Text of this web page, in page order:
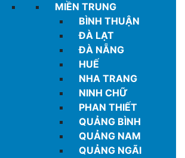
MIỀN TRUNG
BÌNH THUẬN
ĐÀ LẠT
ĐÀ NẴNG
HUẾ
NHA TRANG
NINH CHỮ
PHAN THIẾT
QUẢNG BÌNH
QUẢNG NAM
QUẢNG NGÃI